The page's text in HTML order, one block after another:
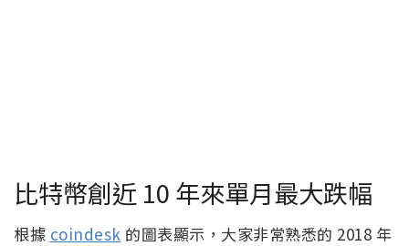
比特幣創近 10 年來單月最大跌幅
根據 coindesk 的圖表顯示，大家非常熟悉的 2018 年